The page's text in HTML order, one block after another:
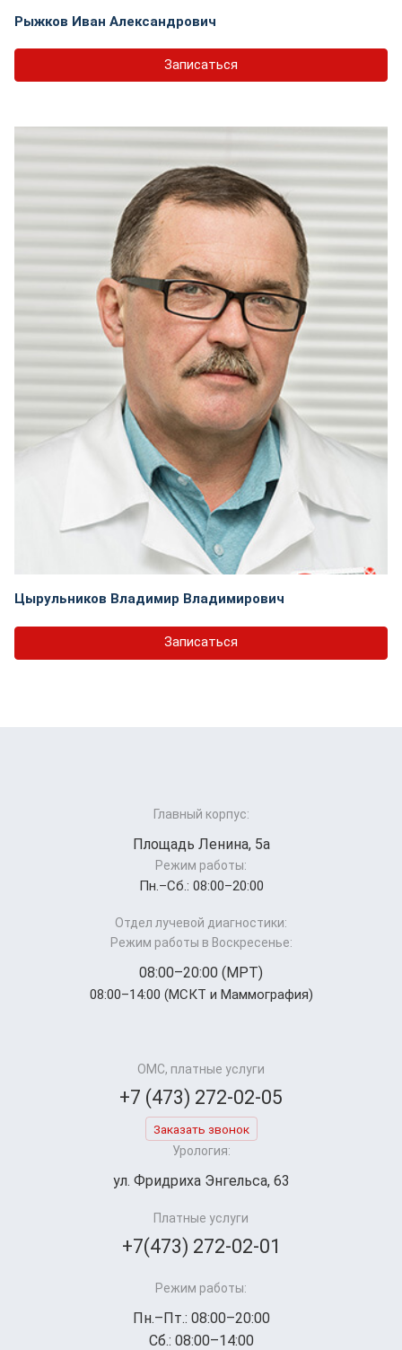
Рыжков Иван Александрович
Записаться
Цырульников Владимир Владимирович
Записаться
Главный корпус:
Площадь Ленина, 5а
Режим работы:
Пн.–Cб.: 08:00–20:00
Отдел лучевой диагностики:
Режим работы в Воскресенье:
08:00–20:00 (МРТ)
08:00–14:00 (МСКТ и Маммография)
ОМС, платные услуги
+7 (473) 272-02-05
Заказать звонок
Урология:
ул. Фридриха Энгельса, 63
Платные услуги
+7(473) 272-02-01
Режим работы:
Пн.–Пт.: 08:00–20:00
Сб.: 08:00–14:00